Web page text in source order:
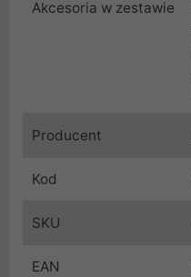
Akcesoria w zestawie
Producent
Kod
SKU
EAN